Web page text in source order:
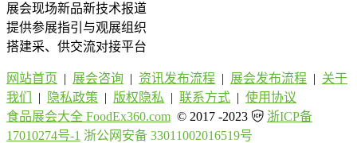
展会现场新品新技术报道
提供参展指引与观展组织
搭建采、供交流对接平台
网站首页 | 展会咨询 | 资讯发布流程 | 展会发布流程 | 关于
我们
| 隐私政策 | 版权隐私 | 联系方式 | 使用协议
食品展会大全 FoodEx360.com © 2017 -2023
浙ICP备
17010274号-1 浙公网安备 33011002016519号